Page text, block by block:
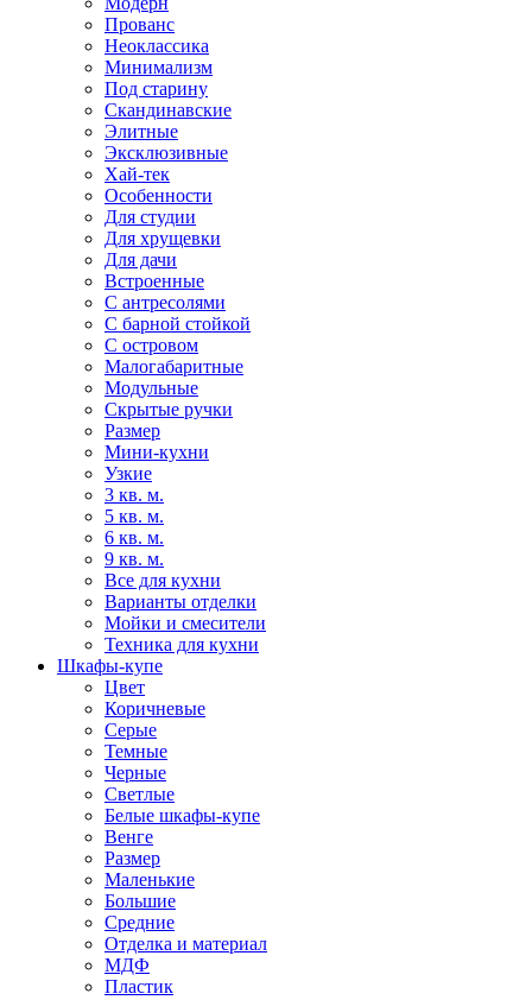
Прованс
Неоклассика
Минимализм
Под старину
Скандинавские
Элитные
Эксклюзивные
Хай-тек
Особенности
Для студии
Для хрущевки
Для дачи
Встроенные
С антресолями
С барной стойкой
С островом
Малогабаритные
Модульные
Скрытые ручки
Размер
Мини-кухни
Узкие
3 кв. м.
5 кв. м.
6 кв. м.
9 кв. м.
Все для кухни
Варианты отделки
Мойки и смесители
Техника для кухни
Шкафы-купе
Цвет
Коричневые
Серые
Темные
Черные
Светлые
Белые шкафы-купе
Венге
Размер
Маленькие
Большие
Средние
Отделка и материал
МДФ
Пластик